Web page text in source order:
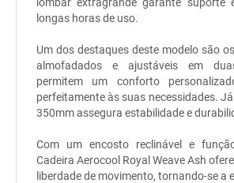
longas horas de uso.
Um dos destaques deste modelo são
almofadados e ajustáveis em
permitem um conforto
perfeitamente às suas necessidades.
350mm assegura estabilidade e
Com um encosto reclinável e
Cadeira Aerocool Royal Weave Ash
liberdade de movimento, tornando-se a